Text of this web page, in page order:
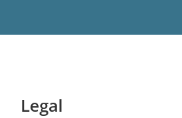
Legal